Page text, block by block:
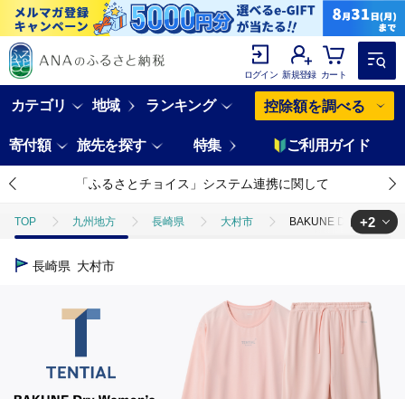
ログイン 新規登録 カート
カテゴリ 地域 ランキング 控除額を調べる
寄付額 旅先を探す 特集 ご利用ガイド
「ふるさとチョイス」システム連携に関して
TOP 九州地方 長崎県 大村市 BAKUNE Dry
TOP
+2
長崎県 大村市